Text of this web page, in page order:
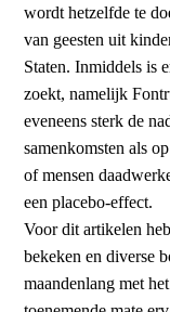
wordt hetzelfde te
van geesten uit
Staten. Inmiddels is
zoekt, namelijk
eveneens sterk de
samenkomsten als
of mensen
een placebo-effect.
Voor dit artikelen
bekeken en diverse
maandenlang met